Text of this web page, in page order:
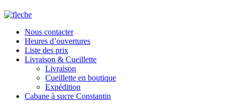
Nous contacter
Heures d’ouvertures
Liste des prix
Livraison & Cueillette
Livraison
Cueillette en boutique
Expédition
Cabane à sucre Constantin